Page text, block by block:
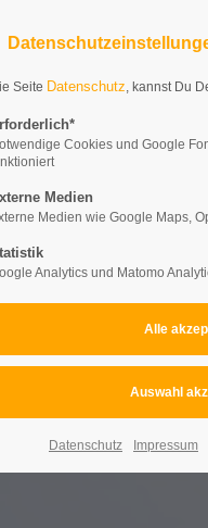
Events
Seite Datenschutz, kannst Du
Cookies und Google
Medien
Medien wie Google Maps,
Analytics und Matomo
Datenschutz Impressum